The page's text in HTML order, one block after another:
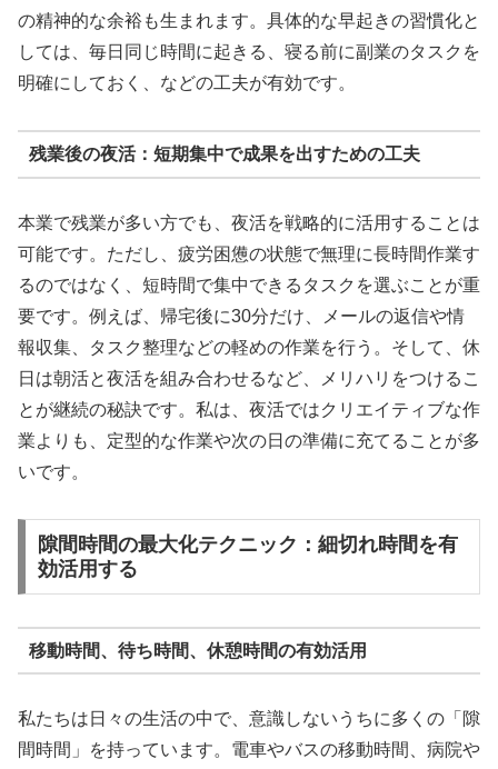
の精神的な余裕も生まれます。具体的な早起きの習慣化と
しては、毎日同じ時間に起きる、寝る前に副業のタスクを
明確にしておく、などの工夫が有効です。
残業後の夜活：短期集中で成果を出すための工夫
本業で残業が多い方でも、夜活を戦略的に活用することは
可能です。ただし、疲労困憊の状態で無理に長時間作業す
るのではなく、短時間で集中できるタスクを選ぶことが重
要です。例えば、帰宅後に30分だけ、メールの返信や情
報収集、タスク整理などの軽めの作業を行う。そして、休
日は朝活と夜活を組み合わせるなど、メリハリをつけるこ
とが継続の秘訣です。私は、夜活ではクリエイティブな作
業よりも、定型的な作業や次の日の準備に充てることが多
いです。
隙間時間の最大化テクニック：細切れ時間を有
効活用する
移動時間、待ち時間、休憩時間の有効活用
私たちは日々の生活の中で、意識しないうちに多くの「隙
間時間」を持っています。電車やバスの移動時間、病院や